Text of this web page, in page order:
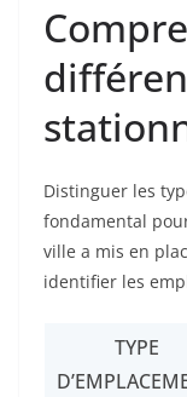
Distinguer les
fondamental
ville a mis en
identifier les
TYPE